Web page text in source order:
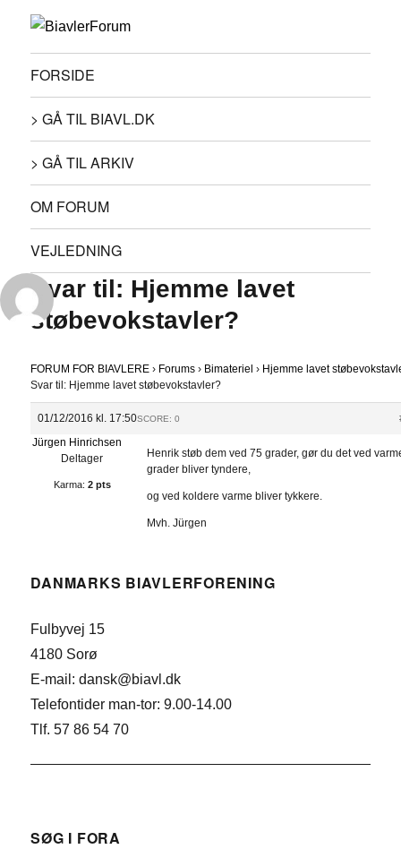
FORSIDE
> GÅ TIL BIAVL.DK
> GÅ TIL ARKIV
OM FORUM
VEJLEDNING
Svar til: Hjemme lavet
støbevokstavler?
FORUM FOR BIAVLERE › Forums › Bimateriel › Hjemme lavet
Svar til: Hjemme lavet støbevokstavler?
01/12/2016 kl. 17:50SCORE: 0
Jürgen Hinrichsen
Deltager
Karma: 2 pts
Henrik støb dem ved 75 grader, gør du det ved
grader bliver tyndere,
og ved koldere varme bliver tykkere.
Mvh. Jürgen
DANMARKS BIAVLERFORENING
Fulbyvej 15
4180 Sorø
E-mail: dansk@biavl.dk
Telefontider man-tor: 9.00-14.00
Tlf. 57 86 54 70
SØG I FORA